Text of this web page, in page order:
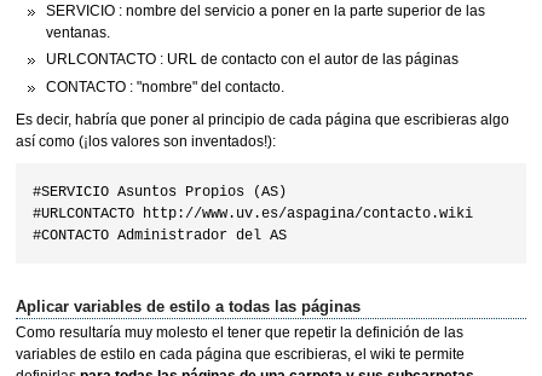
SERVICIO : nombre del servicio a poner en la parte superior de las
ventanas.
URLCONTACTO : URL de contacto con el autor de las páginas
CONTACTO : "nombre" del contacto.
Es decir, habría que poner al principio de cada página que escribieras algo
así como (¡los valores son inventados!):
#SERVICIO Asuntos Propios (AS)
#URLCONTACTO http://www.uv.es/aspagina/contacto.wiki
Aplicar variables de estilo a todas las páginas
Como resultaría muy molesto el tener que repetir la definición de las
variables de estilo en cada página que escribieras, el wiki te permite